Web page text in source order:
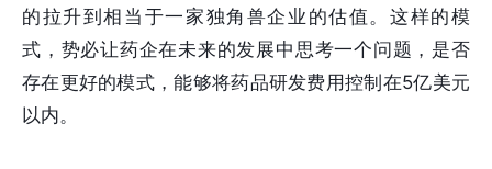
的拉升到相当于一家独角兽企业的估值。这样的模
式，势必让药企在未来的发展中思考一个问题，是否
存在更好的模式，能够将药品研发费用控制在5亿美元
以内。